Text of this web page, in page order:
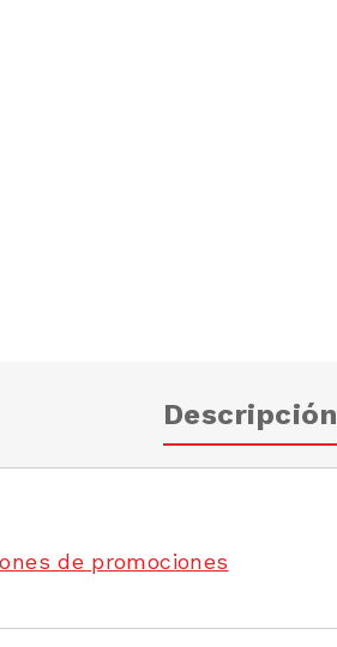
Descripción
de promociones